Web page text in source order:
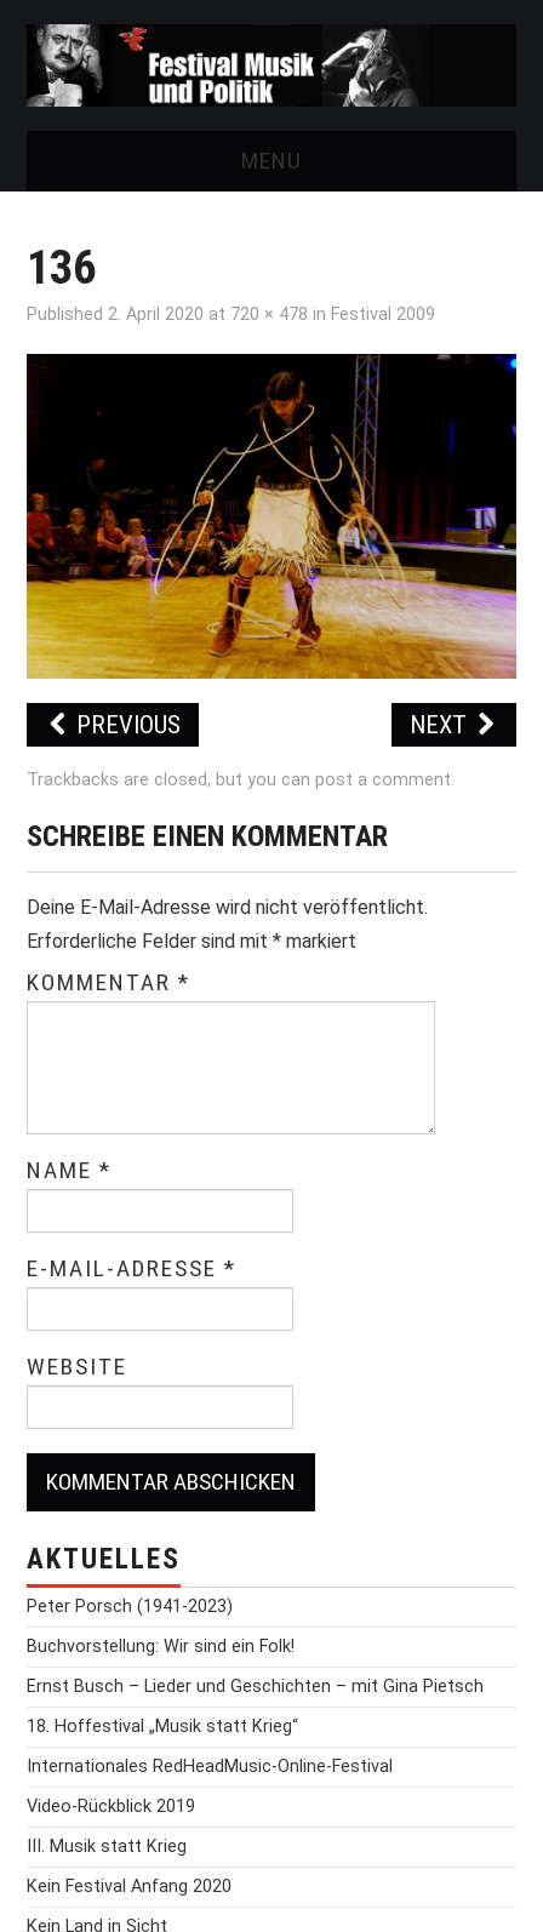
MENU
FESTIVAL
VEREIN
AUSSTELLUNGEN
ARCHIV
PRINT & CDS
IMPRESSUM
136
Published2. April 2020 at 720 × 478 in Festival 2009
PREVIOUS NEXT
Trackbacks are closed, but you canpost a comment.
SCHREIBE EINEN KOMMENTAR
Deine E-Mail-Adresse wird nicht veröffentlicht.
Erforderliche Felder sind mit* markiert
KOMMENTAR*
NAME*
E-MAIL-ADRESSE*
WEBSITE
AKTUELLES
Peter Porsch (1941-2023)
Buchvorstellung: Wir sind ein Folk!
Ernst Busch – Lieder und Geschichten – mit Gina Pietsch
18. Hoffestival „Musik statt Krieg“
Internationales RedHeadMusic-Online-Festival
Video-Rückblick 2019
III. Musik statt Krieg
Kein Festival Anfang 2020
Kein Land in Sicht